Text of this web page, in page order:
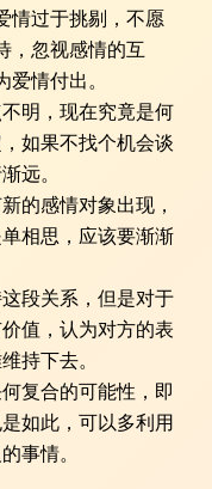
情过于挑剔，不愿
，忽视感情的互
情付出。
明，现在究竟是何
如果不找个机会谈
远。
的感情对象出现，
相思，应该要渐渐
段关系，但是对于
值，认为对方的表
持下去。
复合的可能性，即
如此，可以多利用
事情。